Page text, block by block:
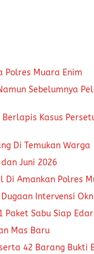
Polres Muara Enim
Sebelumnya
Kasus
Di Temukan Warga
Juni 2026
Di Amankan Polres
Dugaan Intervensi
Paket Sabu Siap Edar
Mas Baru
42 Barang Bukti